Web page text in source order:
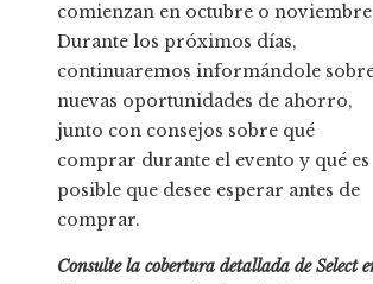
comienzan en octubre o
Durante los próximos días,
continuaremos informándole
nuevas oportunidades de ahorro,
junto con consejos sobre qué
comprar durante el evento y qué es
posible que desee esperar antes de
comprar.
Consulte la cobertura detallada de Select